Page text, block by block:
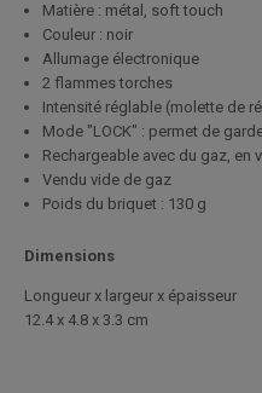
Matière : métal, soft touch
Couleur : noir
Allumage électronique
2 flammes torches
Intensité réglable (molette de
Mode "LOCK" : permet de
Rechargeable avec du gaz, en
Vendu vide de gaz
Poids du briquet : 130 g
Dimensions
Longueur x largeur x épaisseur
12.4 x 4.8 x 3.3 cm